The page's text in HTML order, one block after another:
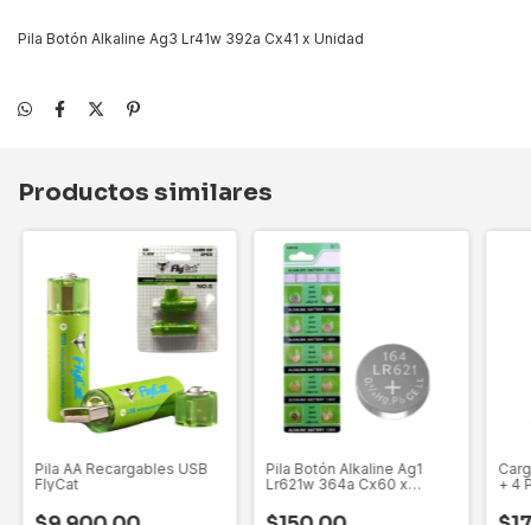
Pila Botón Alkaline Ag3 Lr41w 392a Cx41 x Unidad
Productos similares
Pila AA Recargables USB
FlyCat
Pila Botón Alkaline Ag1
Lr621w 364a Cx60 x
+ 4